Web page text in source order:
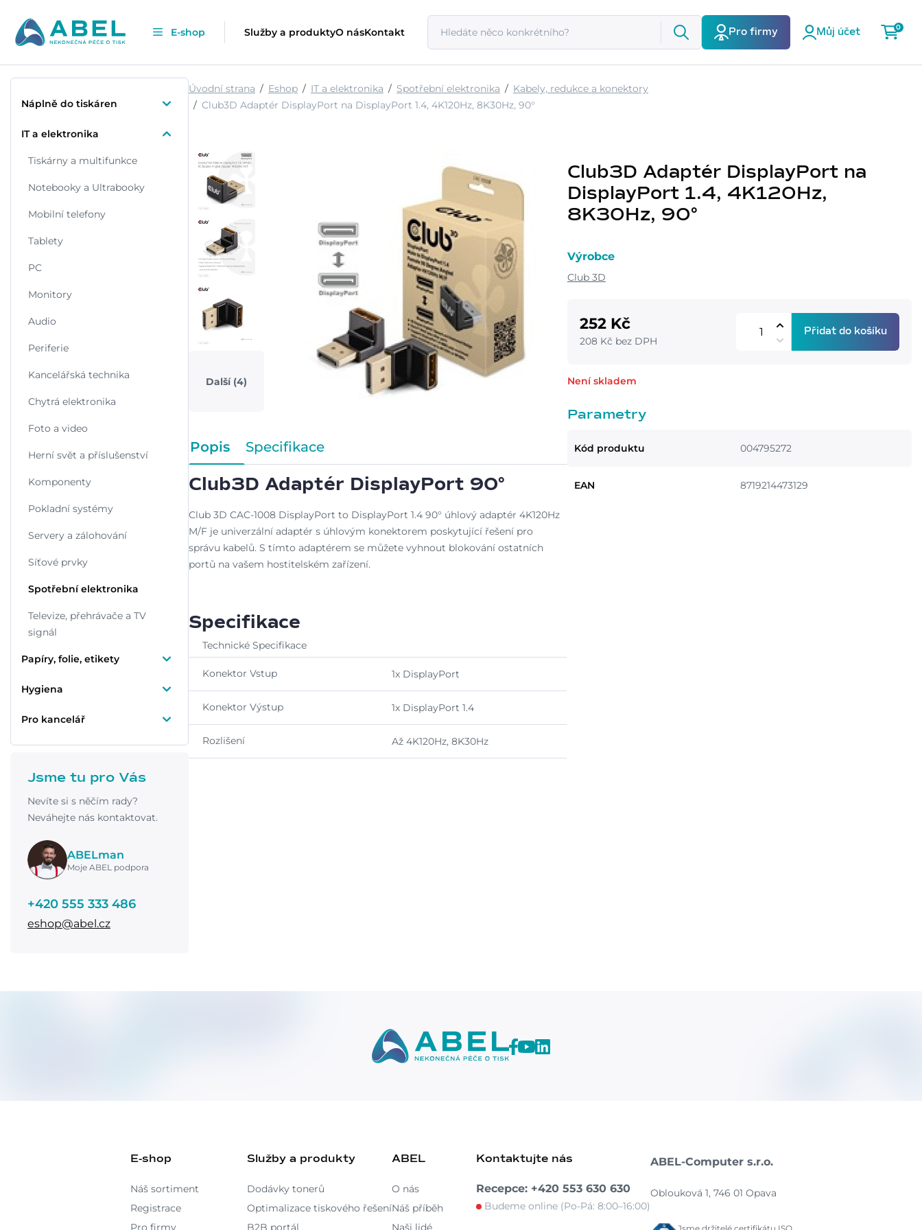
E-shop Služby a produktyO násKontakt Pro firmy Můj účet
0
Náplně do tiskáren
IT a elektronika
Tiskárny a multifunkce
Notebooky a Ultrabooky
Mobilní telefony
Tablety
PC
Monitory
Audio
Periferie
Kancelářská technika
Chytrá elektronika
Foto a video
Herní svět a příslušenství
Komponenty
Pokladní systémy
Servery a zálohování
Síťové prvky
Spotřební elektronika
Televize, přehrávače a TV
signál
Papíry, folie, etikety
Hygiena
Pro kancelář
Jsme tu pro Vás
Nevíte si s něčím rady?
Neváhejte nás kontaktovat.
ABELman
Moje ABEL podpora
+420 555 333 486
eshop@abel.cz
Úvodní strana Eshop IT a elektronika Spotřební elektronika
Kabely, redukce a konektory
Club3D Adaptér DisplayPort na DisplayPort 1.4, 4K120Hz, 8K30Hz, 90°
Další (4)
Popis Specifikace
Club3D Adaptér DisplayPort 90°
Club 3D CAC-1008 DisplayPort to DisplayPort 1.4 90° úhlový adaptér 4K120Hz
M/F je univerzální adaptér s úhlovým konektorem poskytující řešení pro
správu kabelů. S tímto adaptérem se můžete vyhnout blokování ostatních
portů na vašem hostitelském zařízení.
Specifikace
Technické Specifikace
Konektor Vstup 1x DisplayPort
Konektor Výstup 1x DisplayPort 1.4
Rozlišení Až 4K120Hz, 8K30Hz
Club3D Adaptér DisplayPort na
DisplayPort 1.4, 4K120Hz,
8K30Hz, 90°
Výrobce
Club 3D
252 Kč
208 Kč bez DPH
Přidat do košíku
Není skladem
Parametry
Kód produktu 004795272
EAN 8719214473129
E-shop
Náš sortiment
Registrace
Pro firmy
Služby a produkty
Dodávky tonerů
Optimalizace tiskového řešení
B2B portál
ABEL
O nás
Náš příběh
Naši lidé
Kontaktujte nás
Recepce: +420 553 630 630
Budeme online (Po-Pá: 8:00–16:00)
ABEL-Computer s.r.o.
Oblouková 1, 746 01 Opava